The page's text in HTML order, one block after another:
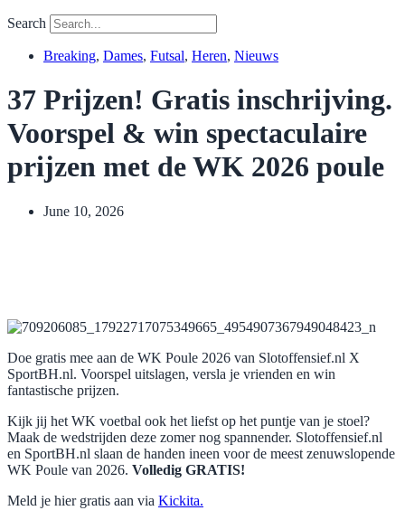
Search
Breaking, Dames, Futsal, Heren, Nieuws
37 Prijzen! Gratis inschrijving.
Voorspel & win spectaculaire
prijzen met de WK 2026 poule
June 10, 2026
Doe gratis mee aan de WK Poule 2026 van Slotoffensief.nl X
SportBH.nl. Voorspel uitslagen, versla je vrienden en win
fantastische prijzen.
Kijk jij het WK voetbal ook het liefst op het puntje van je stoel?
Maak de wedstrijden deze zomer nog spannender. Slotoffensief.nl
en SportBH.nl slaan de handen ineen voor de meest zenuwslopende
WK Poule van 2026. Volledig GRATIS!
Meld je hier gratis aan via Kickita.